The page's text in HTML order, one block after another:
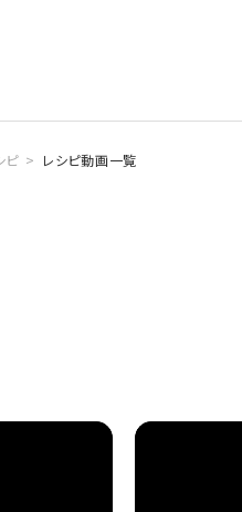
ピ レシピ動画一覧